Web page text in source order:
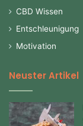
CBD Wissen
Entschleunigung
Motivation
Neuster Artikel